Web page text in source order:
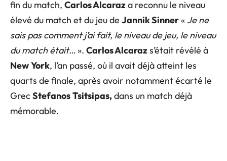
fin du match, Carlos Alcaraza reconnu le niveau
élevé du match et du jeu de Jannik Sinner« Je ne
sais pas comment j’ai fait, le niveau de jeu, le niveau
du match était… ». Carlos Alcarazs’était révélé à
NewYork, l’an passé, où il avait déjà atteint les
quarts de finale, après avoir notamment écarté le
GrecStefanosTsitsipas,dans un match déjà
mémorable.